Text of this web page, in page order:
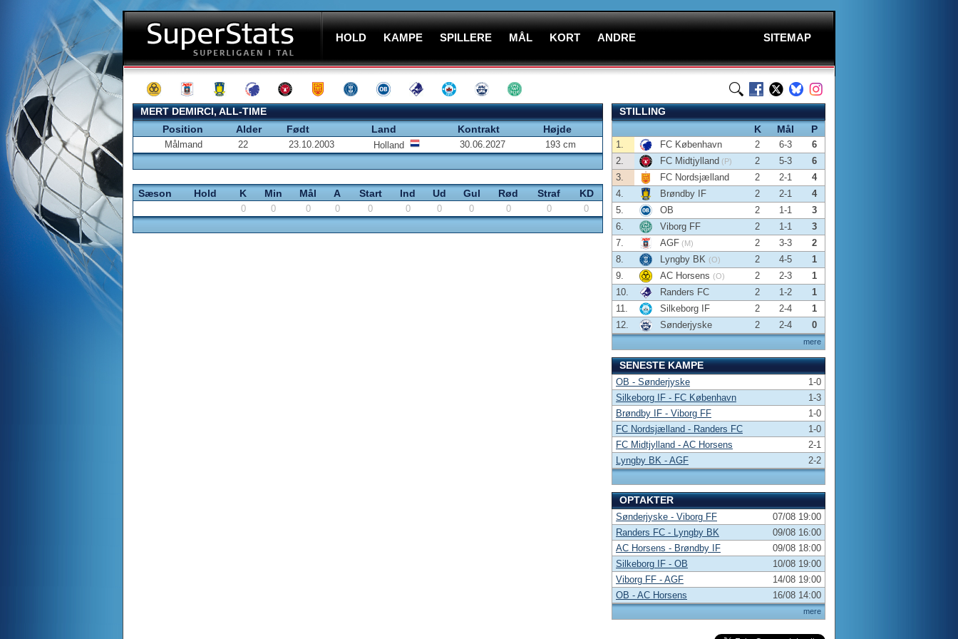
HOLD KAMPE SPILLERE MÅL KORT ANDRE SITEMAP
MERT DEMIRCI, ALL-TIME
Position
Alder Født Land Kontrakt Højde
Målmand 22 23.10.2003 Holland 30.06.2027 193 cm
Sæson Hold K Min Mål A Start Ind Ud Gul Rød Straf KD
0 0 0 0 0 0 0 0 0 0 0
STILLING
K
Mål P
mere
1. FC København 2 6-3
6
2.
FC Midtjylland (P) 2 5-3
6
3.
FC Nordsjælland 2 2-1
4
4.
Brøndby IF 2 2-1
4
5.
OB 2 1-1
3
6.
Viborg FF 2 1-1
3
7.
AGF (M) 2 3-3
2
8.
Lyngby BK (O) 2 4-5
1
9.
AC Horsens (O) 2 2-3
1
10.
Randers FC 2 1-2
1
11.
Silkeborg IF 2 2-4
1
12.
Sønderjyske 2 2-4 0
SENESTE KAMPE
OB - Sønderjyske
1-0
Silkeborg IF - FC København
1-3
Brøndby IF - Viborg FF
1-0
FC Nordsjælland - Randers FC
1-0
FC Midtjylland - AC Horsens
2-1
Lyngby BK - AGF
2-2
OPTAKTER
mere
Sønderjyske - Viborg FF
07/08 19:00
Randers FC - Lyngby BK
09/08 16:00
AC Horsens - Brøndby IF
09/08 18:00
Silkeborg IF - OB
10/08 19:00
Viborg FF - AGF
14/08 19:00
OB - AC Horsens
16/08 14:00